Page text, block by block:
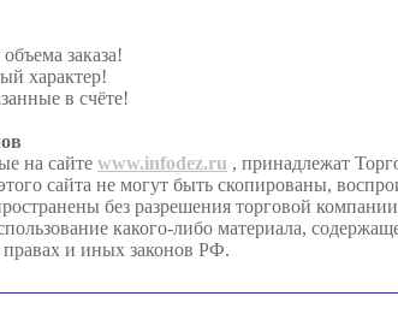
заказа!
характер!
в счёте!
на сайте www.infodez.ru , принадлежат
сайта не могут быть скопированы,
без разрешения торговой
какого-либо материала,
правах и иных законов РФ.